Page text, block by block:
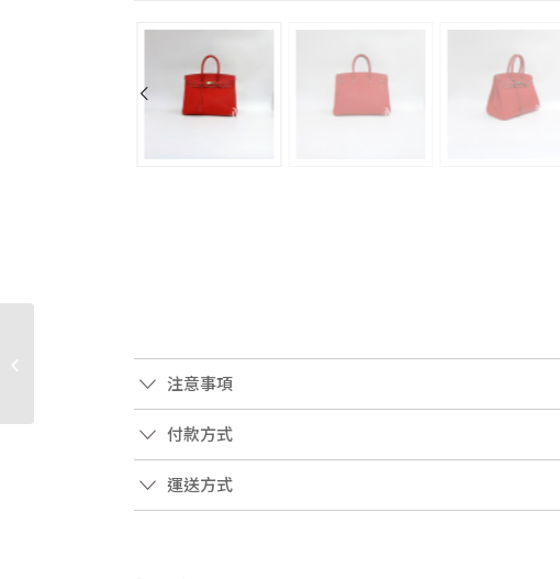
注意事項
付款方式
運送方式
色山羊皮elsie旋釦設計L